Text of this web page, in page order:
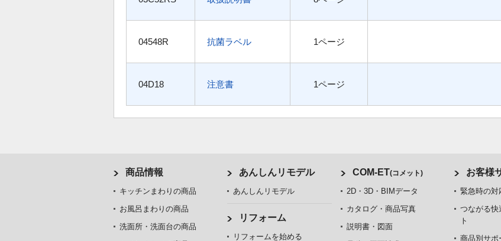
04548R 抗菌ラベル 1ページ
04D18 注意書 1ページ
商品情報
キッチンまわりの商品
お風呂まわりの商品
洗面所・洗面台の商品
あんしんリモデル
あんしんリモデル
リフォーム
リフォームを始める
COM-ET(コメット)
2D・3D・BIMデータ
カタログ・商品写真
説明書・図面
お客様
緊急時の対
つながる快
ト
商品別サポ